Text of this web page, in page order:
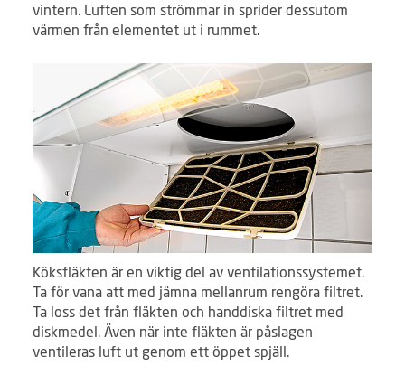
vintern. Luften som strömmar in sprider dessutom
värmen från elementet ut i rummet.
Köksfläkten är en viktig del av ventilationssystemet.
Ta för vana att med jämna mellanrum rengöra filtret.
Ta loss det från fläkten och handdiska filtret med
diskmedel. Även när inte fläkten är påslagen
ventileras luft ut genom ett öppet spjäll.